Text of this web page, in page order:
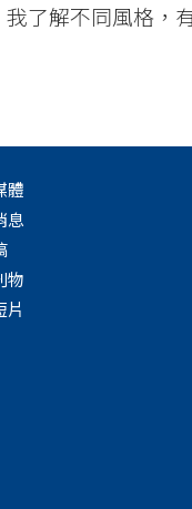
了解不同風格，
體
息
物
片